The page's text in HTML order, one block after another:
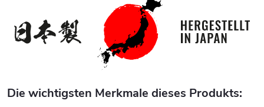
Die wichtigsten Merkmale dieses Produkts: